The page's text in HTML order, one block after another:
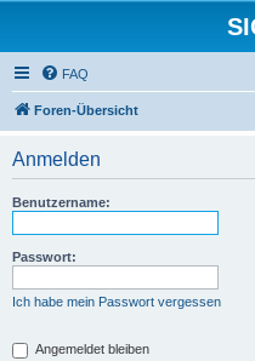
FAQ
Foren-Übersicht
Anmelden
Benutzername:
Passwort:
Ich habe mein Passwort vergessen
Angemeldet bleiben